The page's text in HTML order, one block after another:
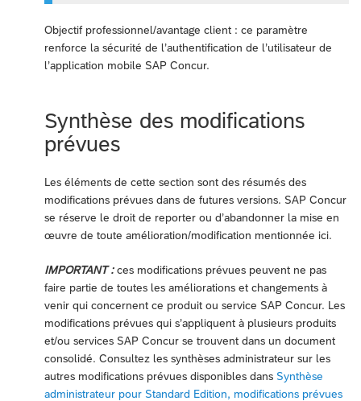
Objectif professionnel/avantage client : ce paramètre
renforce la sécurité de l’authentification de l’utilisateur de
l’application mobile SAP Concur.
Synthèse des modifications
prévues
Les éléments de cette section sont des résumés des
modifications prévues dans de futures versions. SAP Concur
se réserve le droit de reporter ou d’abandonner la mise en
œuvre de toute amélioration/modification mentionnée ici.
IMPORTANT :ces modifications prévues peuvent ne pas
faire partie de toutes les améliorations et changements à
venir qui concernent ce produit ou service SAP Concur. Les
modifications prévues qui s’appliquent à plusieurs produits
et/ou services SAP Concur se trouvent dans un document
consolidé. Consultez les synthèses administrateur sur les
autres modifications prévues disponibles dans Synthèse
administrateur pour Standard Edition, modifications prévues